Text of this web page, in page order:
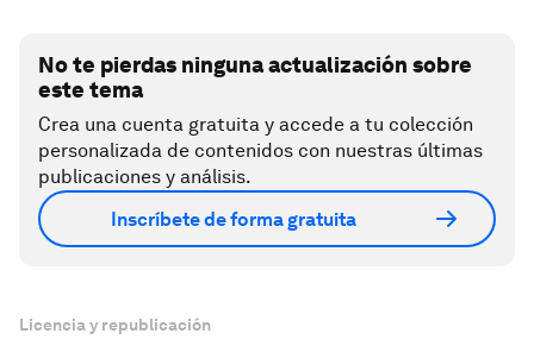
No te pierdas ninguna actualización sobre
este tema
Crea una cuenta gratuita y accede a tu colección
personalizada de contenidos con nuestras últimas
publicaciones y análisis.
Inscríbete de forma gratuita
Licencia y republicación